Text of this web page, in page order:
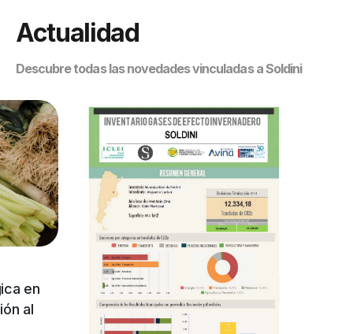
Actualidad
Descubre todas las novedades vinculadas a Soldini
en
al